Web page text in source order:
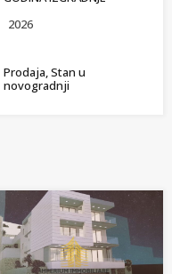
2026
Prodaja, Stan u
novogradnji